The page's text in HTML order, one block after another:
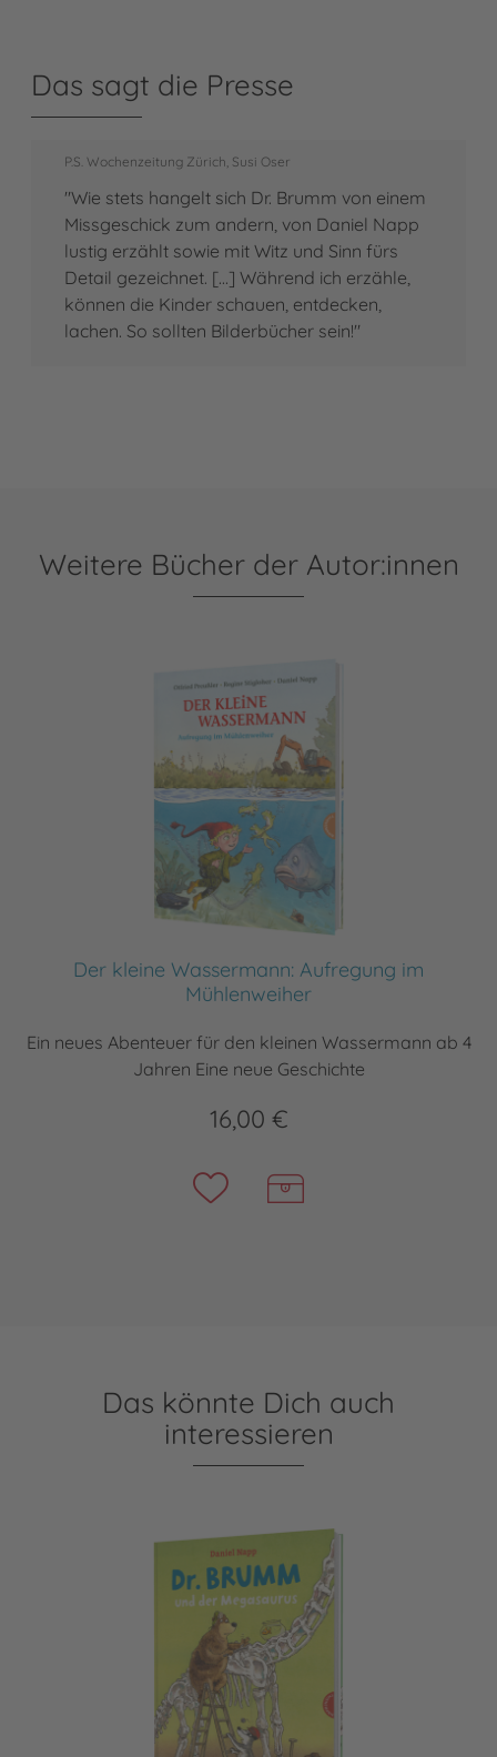
Das sagt die Presse
P.S. Wochenzeitung Zürich, Susi Oser
"Wie stets hangelt sich Dr. Brumm von einem
Missgeschick zum andern, von Daniel Napp
lustig erzählt sowie mit Witz und Sinn fürs
Detail gezeichnet. [...] Während ich erzähle,
können die Kinder schauen, entdecken,
lachen. So sollten Bilderbücher sein!"
Weitere Bücher der Autor:innen
Der kleine Wassermann: Aufregung im
Mühlenweiher
Ein neues Abenteuer für den kleinen Wassermann ab 4
Jahren Eine neue Geschichte
16,00 €
Das könnte Dich auch
interessieren
Dr. Brumm: Dr. Brumm und der Megasaurus